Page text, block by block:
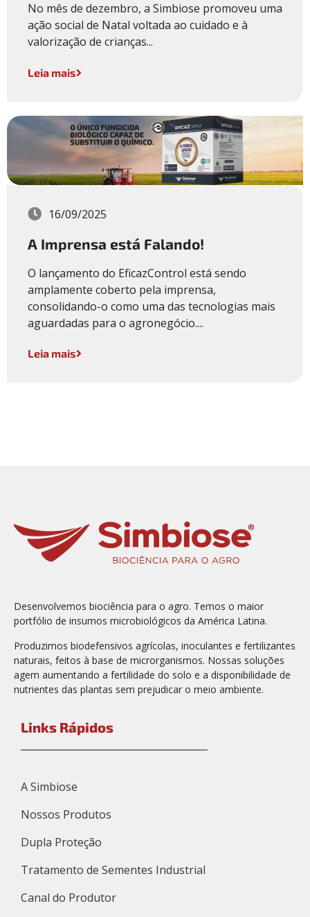
No mês de dezembro, a Simbiose promoveu uma
ação social de Natal voltada ao cuidado e à
valorização de crianças...
Leia mais
16/09/2025
A Imprensa está Falando!
O lançamento do EficazControl está sendo
amplamente coberto pela imprensa,
consolidando-o como uma das tecnologias mais
aguardadas para o agronegócio....
Leia mais
Desenvolvemos biociência para o agro. Temos o maior
portfólio de insumos microbiológicos da América Latina.
Produzimos biodefensivos agrícolas, inoculantes e fertilizantes
naturais, feitos à base de microrganismos. Nossas soluções
agem aumentando a fertilidade do solo e a disponibilidade de
nutrientes das plantas sem prejudicar o meio ambiente.
Links Rápidos
A Simbiose
Nossos Produtos
Dupla Proteção
Tratamento de Sementes Industrial
Canal do Produtor